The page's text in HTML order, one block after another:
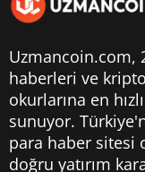
Uzmancoin.com,
haberleri ve
okurlarına en
sunuyor.
para haber sitesi
doğru yatırım